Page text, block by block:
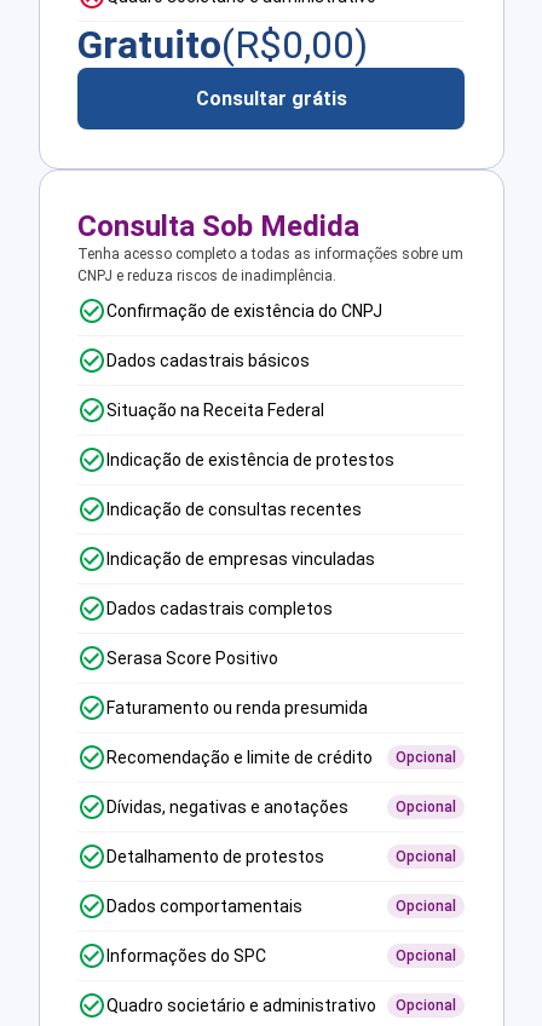
Gratuito(R$0,00)
Consultar grátis
Consulta Sob Medida
Tenha acesso completo a todas as informações sobre um
CNPJ e reduza riscos de inadimplência.
Confirmação de existência do CNPJ
Dados cadastrais básicos
Situação na Receita Federal
Indicação de existência de protestos
Indicação de consultas recentes
Indicação de empresas vinculadas
Dados cadastrais completos
Serasa Score Positivo
Faturamento ou renda presumida
Recomendação e limite de crédito Opcional
Dívidas, negativas e anotações Opcional
Detalhamento de protestos Opcional
Dados comportamentais Opcional
Informações do SPC Opcional
Quadro societário e administrativo Opcional